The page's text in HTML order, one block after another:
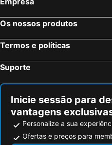
Os nossos produtos
Termos e políticas
Suporte
Inicie sessão para
vantagens
Personalize a sua
Ofertas e preços para